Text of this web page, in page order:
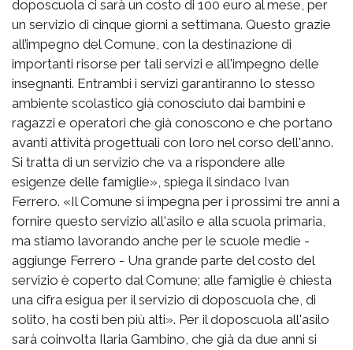
doposcuola ci sarà un costo di 100 euro al mese, per
un servizio di cinque giorni a settimana. Questo grazie
all’impegno del Comune, con la destinazione di
importanti risorse per tali servizi e all'impegno delle
insegnanti. Entrambi i servizi garantiranno lo stesso
ambiente scolastico già conosciuto dai bambini e
ragazzi e operatori che già conoscono e che portano
avanti attività progettuali con loro nel corso dell'anno.
Si tratta di un servizio che va a rispondere alle
esigenze delle famiglie», spiega il sindaco Ivan
Ferrero. «Il Comune si impegna per i prossimi tre anni a
fornire questo servizio all'asilo e alla scuola primaria,
ma stiamo lavorando anche per le scuole medie -
aggiunge Ferrero - Una grande parte del costo del
servizio è coperto dal Comune; alle famiglie è chiesta
una cifra esigua per il servizio di doposcuola che, di
solito, ha costi ben più alti». Per il doposcuola all'asilo
sarà coinvolta Ilaria Gambino, che già da due anni si